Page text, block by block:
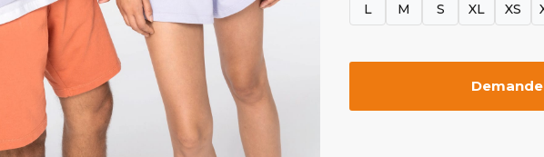
L M S XL XS